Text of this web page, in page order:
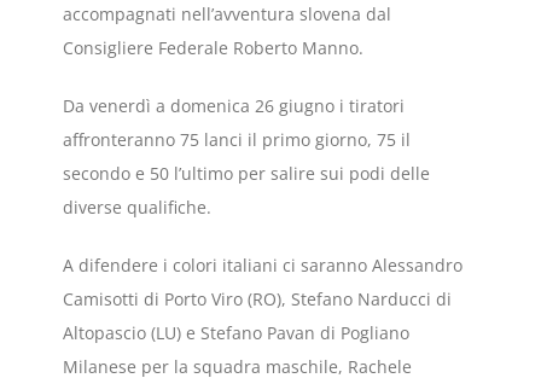
accompagnati nell’avventura slovena dal
Consigliere Federale Roberto Manno.
Da venerdì a domenica 26 giugno i tiratori
affronteranno 75 lanci il primo giorno, 75 il
secondo e 50 l’ultimo per salire sui podi delle
diverse qualifiche.
A difendere i colori italiani ci saranno Alessandro
Camisotti di Porto Viro (RO), Stefano Narducci di
Altopascio (LU) e Stefano Pavan di Pogliano
Milanese per la squadra maschile, Rachele